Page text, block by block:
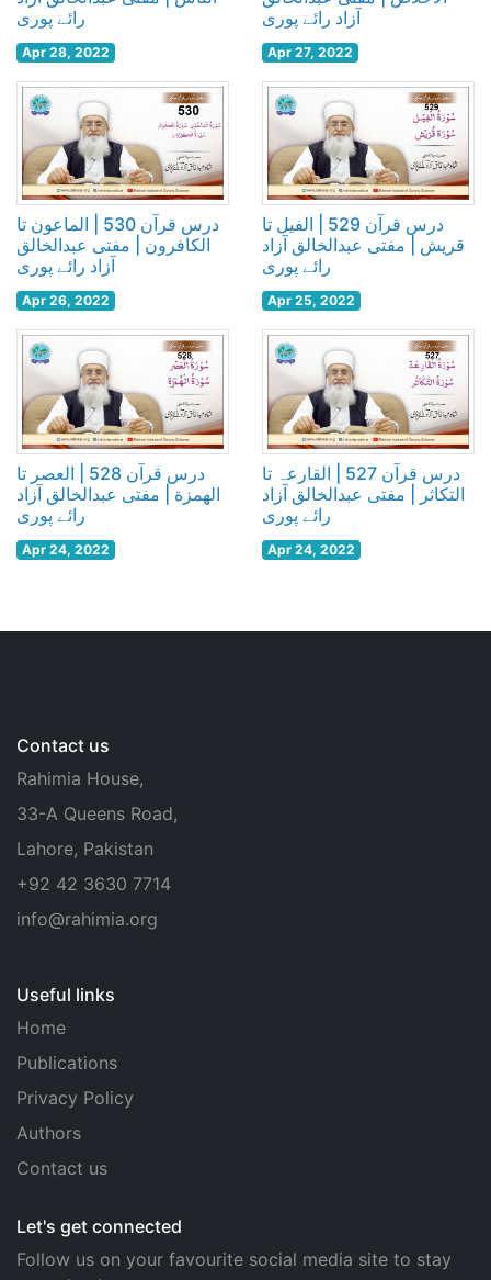
رائے پوری
Apr 28, 2022
آزاد رائے پوری
Apr 27, 2022
درس قرآن 530 | الماعون تا
الکافرون | مفتی عبدالخالق
آزاد رائے پوری
Apr 26, 2022
درس قرآن 529 | الفیل تا
قریش | مفتی عبدالخالق آزاد
رائے پوری
Apr 25, 2022
درس قرآن 528 | العصر تا
الھمزة | مفتی عبدالخالق آزاد
رائے پوری
Apr 24, 2022
درس قرآن 527 | القارعہ تا
التکاثر | مفتی عبدالخالق آزاد
رائے پوری
Apr 24, 2022
Contact us
Rahimia House,
33-A Queens Road,
Lahore, Pakistan
+92 42 3630 7714
info@rahimia.org
Useful links
Home
Publications
Privacy Policy
Authors
Contact us
Let's get connected
Follow us on your favourite social media site to stay